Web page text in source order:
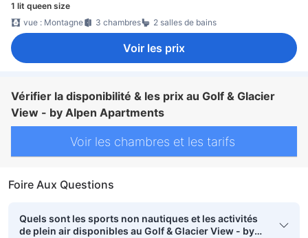
1 lit queen size
vue : Montagne
3 chambres 2 salles de bains
Voir les prix
Vérifier la disponibilité & les prix au Golf & Glacier
View - by Alpen Apartments
Voir les chambres et les tarifs
Foire Aux Questions
Quels sont les sports non nautiques et les activités
de plein air disponibles au Golf & Glacier View - by